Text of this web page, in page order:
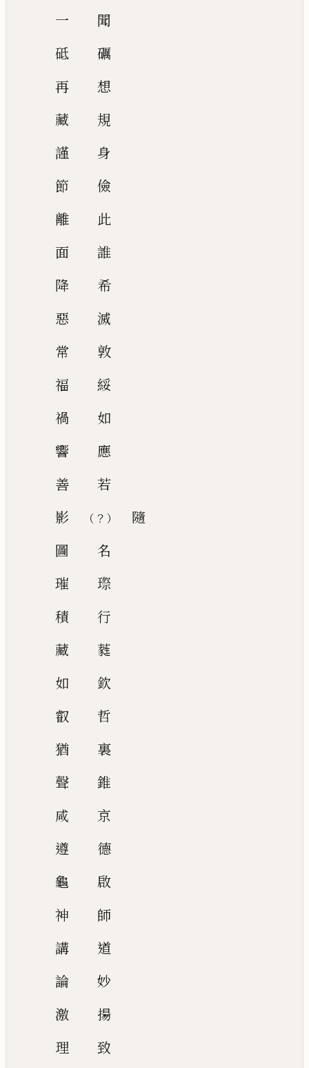
一
聞
砥
礪
再
想
藏
規
謹
身
節
儉
離
此
面
誰
降
希
惡
滅
常
敦
福
綏
禍
如
響
應
善
若
影
（ ？ ）
隨
圖
名
璀
㻮
積
行
藏
蕤
如
欽
叡
哲
猶
裏
聲
錐
咸
京
遵
德
龜
啟
神
師
講
道
論
妙
激
揚
理
致